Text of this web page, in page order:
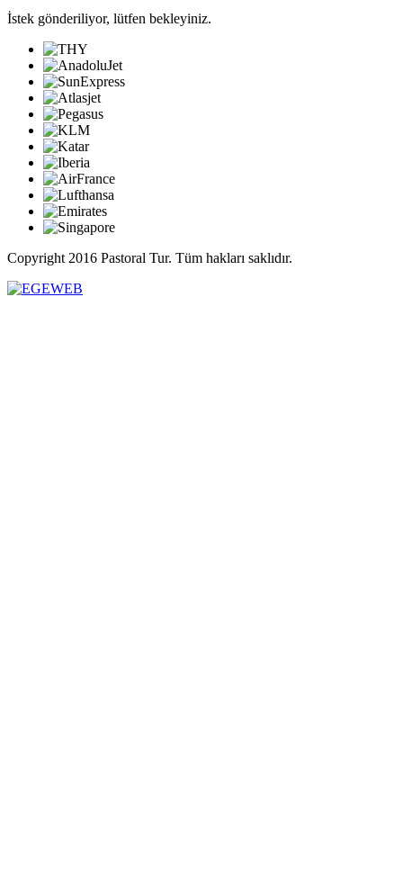
İstek gönderiliyor, lütfen bekleyiniz.
Copyright 2016 Pastoral Tur. Tüm hakları saklıdır.